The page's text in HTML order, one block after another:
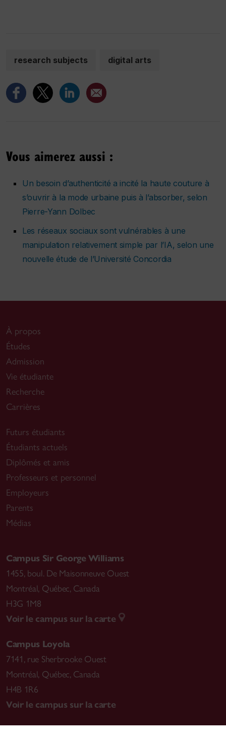
research subjects digital arts
Vous aimerez aussi :
Un besoin d’authenticité a incité la haute couture à
s’ouvrir à la mode urbaine puis à l’absorber, selon
Pierre-Yann Dolbec
Les réseaux sociaux sont vulnérables à une
manipulation relativement simple par l’IA, selon une
nouvelle étude de l’Université Concordia
À propos
Études
Admission
Vie étudiante
Recherche
Carrières
Futurs étudiants
Étudiants actuels
Diplômés et amis
Professeurs et personnel
Employeurs
Parents
Médias
Campus Sir George Williams
1455, boul. De Maisonneuve Ouest
Montréal, Québec, Canada
H3G 1M8
Voir le campus sur la carte
Campus Loyola
7141, rue Sherbrooke Ouest
Montréal, Québec, Canada
H4B 1R6
Voir le campus sur la carte